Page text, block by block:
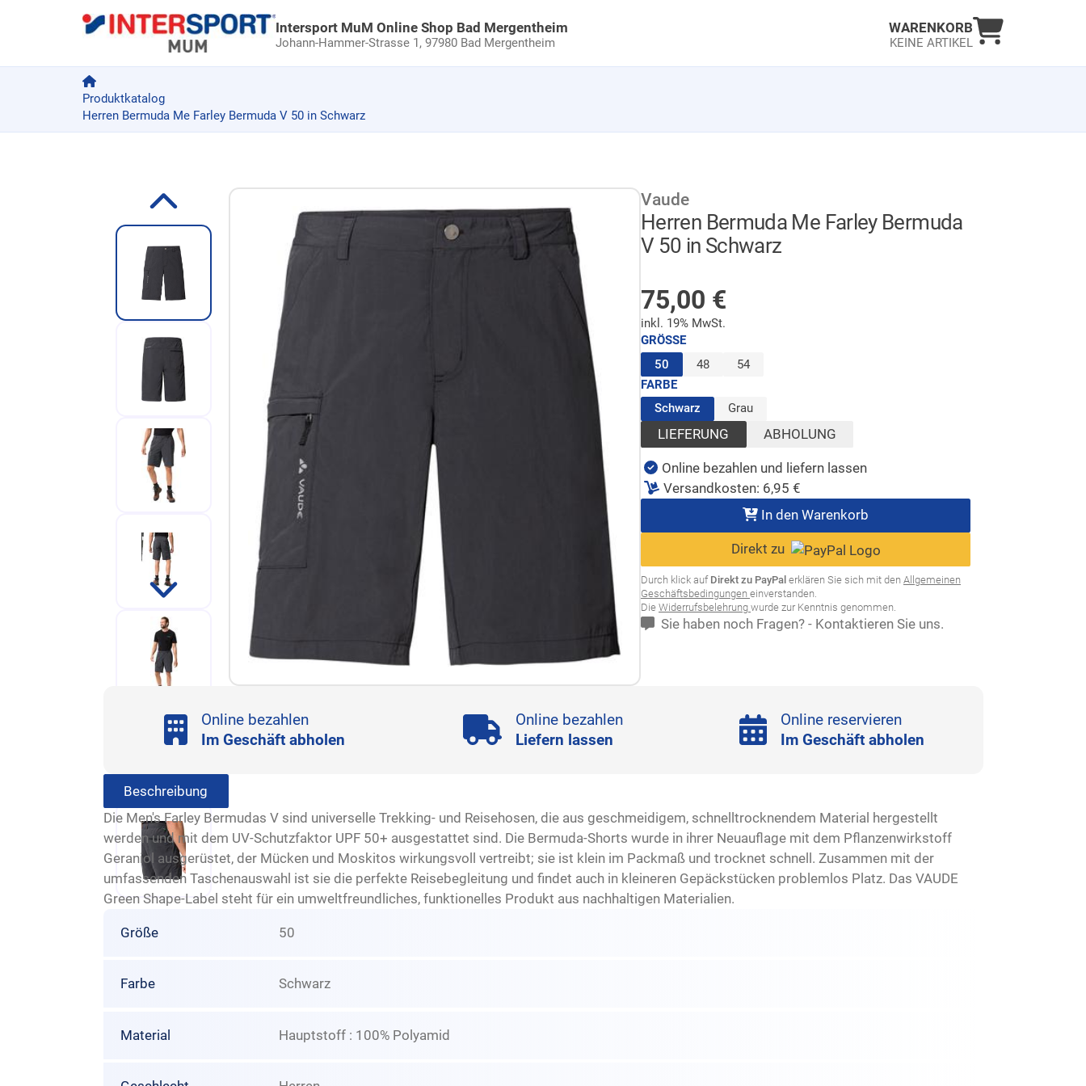
Intersport MuM Online Shop Bad Mergentheim
Johann-Hammer-Strasse 1,97980 Bad Mergentheim
WARENKORB
KEINE ARTIKEL
Warenkorb
Produktkatalog
Herren Bermuda Me Farley Bermuda V 50 in Schwarz
Zur Produktbeschreibung springen Vaude
Herren Bermuda Me Farley Bermuda
V 50 in Schwarz
75,00 €
inkl. 19% MwSt.
GRÖSSE
50 (ausgewählt)
48
54
FARBE
Schwarz (ausgewählt)
Grau
LIEFERUNG ABHOLUNG
Online bezahlen und liefern lassen
Versandkosten: 6,95 €
In den Warenkorb
Direkt zu
Durch klick auf Direkt zu PayPal erklären Sie sich mit den Allgemeinen
Geschäftsbedingungen einverstanden.
Die Widerrufsbelehrung wurde zur Kenntnis genommen.
Sie haben noch Fragen? - Kontaktieren Sie uns.
Online bezahlen
Im Geschäft abholen
Online bezahlen
Liefern lassen
Online reservieren
Im Geschäft abholen
Beschreibung
Die Men's Farley Bermudas V sind universelle Trekking- und Reisehosen, die aus geschmeidigem, schnelltrocknendem Material hergestellt
werden und mit dem UV-Schutzfaktor UPF 50+ ausgestattet sind. Die Bermuda-Shorts wurde in ihrer Neuauflage mit dem Pflanzenwirkstoff
Geraniol ausgerüstet, der Mücken und Moskitos wirkungsvoll vertreibt; sie ist klein im Packmaß und trocknet schnell. Zusammen mit der
umfassenden Taschenauswahl ist sie die perfekte Reisebegleitung und findet auch in kleineren Gepäckstücken problemlos Platz. Das VAUDE
Green Shape-Label steht für ein umweltfreundliches, funktionelles Produkt aus nachhaltigen Materialien.
Größe 50
Farbe Schwarz
Material Hauptstoff : 100% Polyamid